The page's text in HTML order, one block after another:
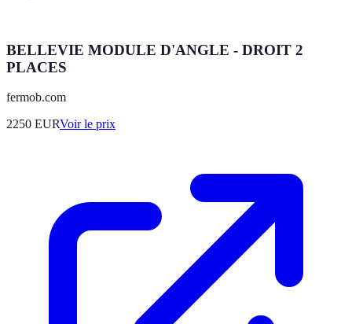
BELLEVIE MODULE D'ANGLE - DROIT 2
PLACES
fermob.com
2250 EURVoir le prix